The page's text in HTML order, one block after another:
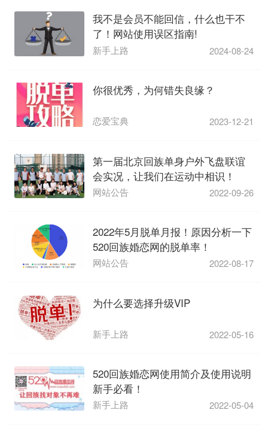
我不是会员不能回信，什么也干不
了！网站使用误区指南!
新手上路 2024-08-24
你很优秀，为何错失良缘？
恋爱宝典 2023-12-21
第一届北京回族单身户外飞盘联谊
会实况，让我们在运动中相识！
网站公告 2022-09-26
2022年5月脱单月报！原因分析一下
520回族婚恋网的脱单率！
网站公告 2022-08-17
为什么要选择升级VIP
新手上路 2022-05-16
520回族婚恋网使用简介及使用说明
新手必看！
新手上路 2022-05-04